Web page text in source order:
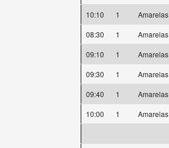
10:10
1 Amarelas
08:30
1 Amarelas
09:10
1 Amarelas
09:30
1 Amarelas
09:40
1 Amarelas
10:00
1 Amarelas